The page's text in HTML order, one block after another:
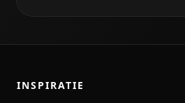
INSPIRATIE